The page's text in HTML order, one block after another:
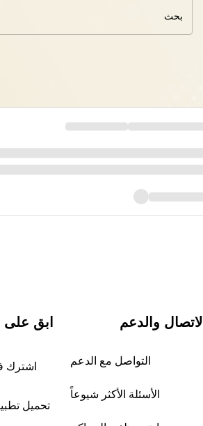
الاتصال والدعم
التواصل مع الدعم
الأسئلة الأكثر شيوعاً
ابق
اشترك
تحميل